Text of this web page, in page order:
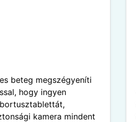
beteg megszégyeníti
hogy ingyen
kamera mindent